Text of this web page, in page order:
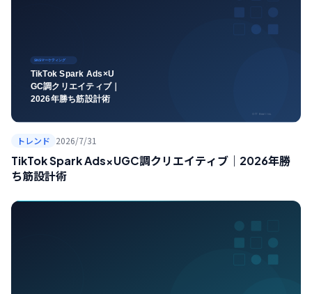
トレンド 2026/7/31
TikTok Spark Ads×UGC調クリエイティブ｜2026年勝
ち筋設計術